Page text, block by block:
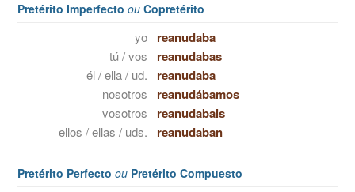
Pretérito Imperfecto ou Copretérito
yo reanudaba
tú / vos reanudabas
él / ella / ud. reanudaba
nosotros reanudábamos
vosotros reanudabais
ellos / ellas / uds. reanudaban
Pretérito Perfecto ou Pretérito Compuesto